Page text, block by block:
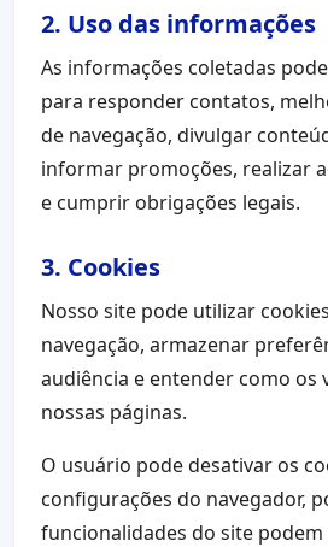
2. Uso das informações
As informações coletadas
para responder contatos,
de navegação, divulgar
informar promoções, realizar
e cumprir obrigações legais.
3. Cookies
Nosso site pode utilizar
navegação, armazenar
audiência e entender como os
nossas páginas.
O usuário pode desativar os
configurações do navegador,
funcionalidades do site